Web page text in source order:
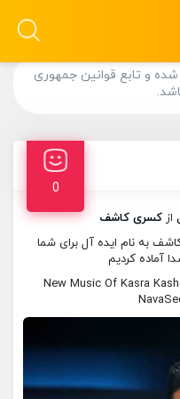
و تابع قوانین جمهوری
0
ازکسری کاشف
به نام ایده آل برای شما
آماده کردیم
New Music Of Kasra